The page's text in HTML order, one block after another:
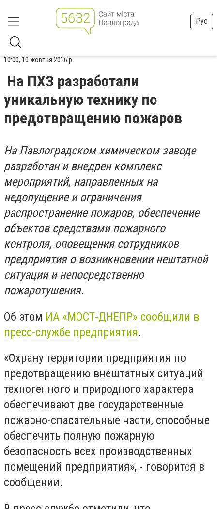
Рус
10:00, 10 жовтня 2016 р.
На ПХЗ разработали
уникальную технику по
предотвращению пожаров
На Павлоградском химическом заводе
разработан и внедрен комплекс
мероприятий, направленных на
недопущение и ограничения
распространение пожаров, обеспечение
объектов средствами пожарного
контроля, оповещения сотрудников
предприятия о возникновении нештатной
ситуации и непосредственно
пожаротушения.
Об этом ИА «МОСТ-ДНЕПР» сообщили в
пресс-службе предприятия.
«Охрану территории предприятия по
предотвращению внештатных ситуаций
техногенного и природного характера
обеспечивают две государственные
пожарно-спасательные части, способные
обеспечить полную пожарную
безопасность всех производственных
помещений предприятия», - говорится в
сообщении.